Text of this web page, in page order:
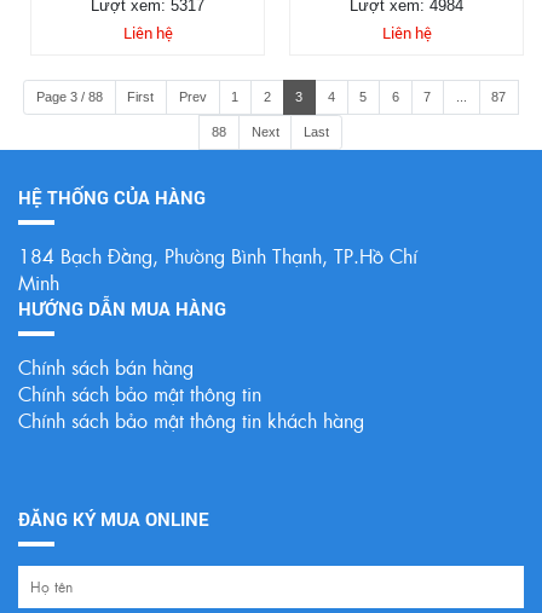
Lượt xem: 5317
Liên hệ
Lượt xem: 4984
Liên hệ
Page 3 / 88 First Prev 1 2 3 4 5 6 7 87
88 Next Last
HỆ THỐNG CỦA HÀNG
184 Bạch Đằng, Phường Bình Thạnh, TP.Hồ Chí
Minh
HƯỚNG DẪN MUA HÀNG
Chính sách bán hàng
Chính sách bảo mật thông tin
Chính sách bảo mật thông tin khách hàng
ĐĂNG KÝ MUA ONLINE